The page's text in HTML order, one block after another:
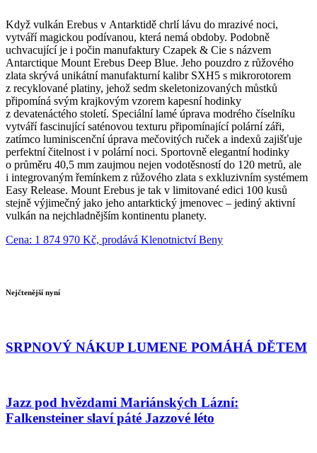
Když vulkán Erebus v Antarktidě chrlí lávu do mrazivé noci,
vytváří magickou podívanou, která nemá obdoby. Podobně
uchvacující je i počin manufaktury Czapek & Cie s názvem
Antarctique Mount Erebus Deep Blue. Jeho pouzdro z růžového
zlata skrývá unikátní manufakturní kalibr SXH5 s mikrorotorem
z recyklované platiny, jehož sedm skeletonizovaných můstků
připomíná svým krajkovým vzorem kapesní hodinky
z devatenáctého století. Speciální lamé úprava modrého číselníku
vytváří fascinující saténovou texturu připomínající polární záři,
zatímco luminiscenční úprava mečovitých ruček a indexů zajišťuje
perfektní čitelnost i v polární noci. Sportovně elegantní hodinky
o průměru 40,5 mm zaujmou nejen vodotěsností do 120 metrů, ale
i integrovaným řemínkem z růžového zlata s exkluzivním systémem
Easy Release. Mount Erebus je tak v limitované edici 100 kusů
stejně výjimečný jako jeho antarktický jmenovec – jediný aktivní
vulkán na nejchladnějším kontinentu planety.
Cena: 1 874 970 Kč, prodává Klenotnictví Beny
Nejčtenější nyní
SRPNOVÝ NÁKUP LUMENE POMÁHÁ DĚTEM
Jazz pod hvězdami Mariánských Lázní:
Falkensteiner slaví páté Jazzové léto